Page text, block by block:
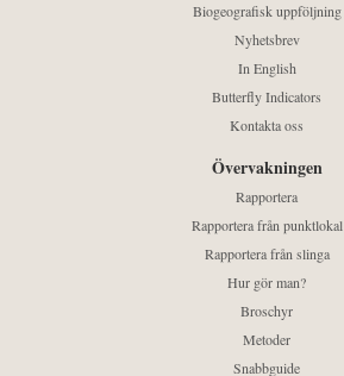
Biogeografisk uppföljning
Nyhetsbrev
In English
Butterfly Indicators
Kontakta oss
Övervakningen
Rapportera
Rapportera från punktlokal
Rapportera från slinga
Hur gör man?
Broschyr
Metoder
Snabbguide